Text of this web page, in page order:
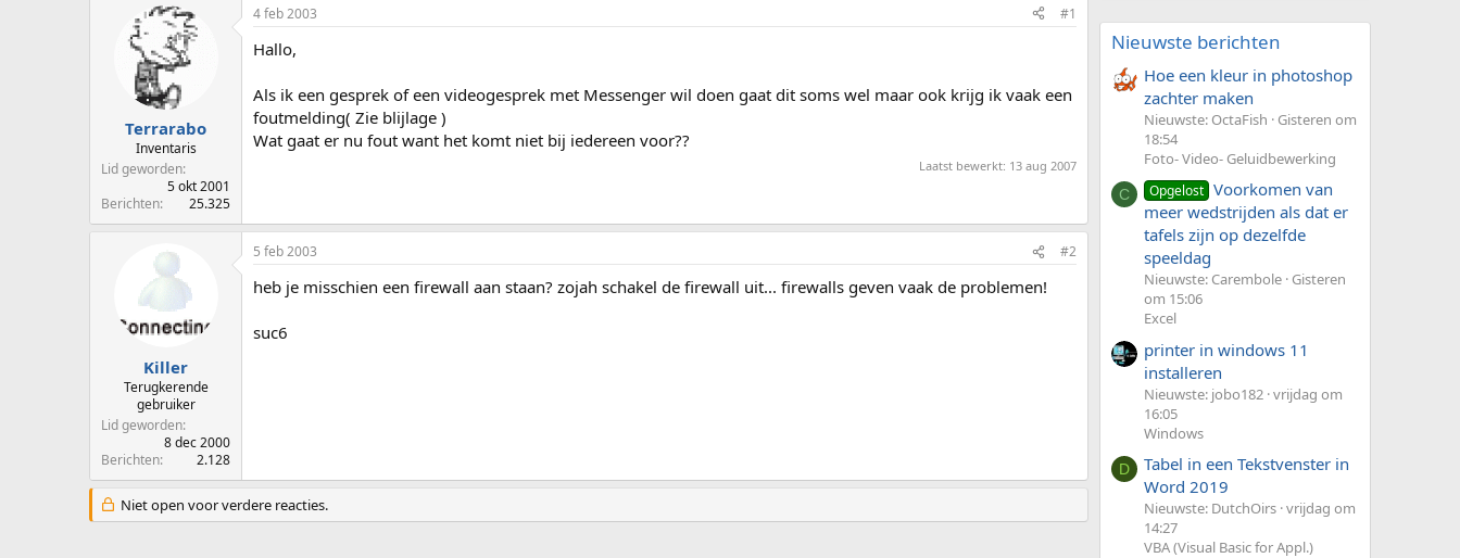
r
e
r
d
Terrarabo
Inventaris
Lid geworden
5 okt 2001
Berichten
25.325
4 feb 2003 #1
Hallo,
Als ik een gesprek of een videogesprek met Messenger wil doen gaat dit soms wel maar ook krijg ik vaak een
foutmelding( Zie blijlage )
Wat gaat er nu fout want het komt niet bij iedereen voor??
Laatst bewerkt: 13 aug 2007
Killer
Terugkerende
gebruiker
Lid geworden
8 dec 2000
Berichten
2.128
5 feb 2003 #2
heb je misschien een firewall aan staan? zojah schakel de firewall uit... firewalls geven vaak de problemen!
suc6
Niet open voor verdere reacties.
Nieuwste berichten
Hoe een kleur in photoshop
zachter maken
Nieuwste: OctaFish
Gisteren om
18:54
Foto- Video- Geluidbewerking
C Opgelost Voorkomen van
meer wedstrijden als dat er
tafels zijn op dezelfde
speeldag
Nieuwste: Carembole Gisteren
om 15:06
Excel
printer in windows 11
installeren
Nieuwste: jobo182 vrijdag om
16:05
Windows
D
Tabel in een Tekstvenster in
Word 2019
Nieuwste: DutchOirs vrijdag om
14:27
VBA (Visual Basic for Appl.)